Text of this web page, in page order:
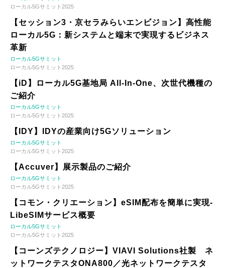
ローカル5Gサミット2025
【セッション3・京セラみらいエンビジョン】高性能
ローカル5G：新システムと端末で実現するビジネス
革新
ローカル5Gサミット
ローカル5Gサミット2025
【iD】ローカル5G基地局 All-In-One、次世代機種の
ご紹介
ローカル5Gサミット
ローカル5Gサミット2025
【IDY】IDYの産業向け5Gソリューション
ローカル5Gサミット
ローカル5Gサミット2025
【Accuver】展示製品のご紹介
ローカル5Gサミット
ローカル5Gサミット2025
【コモン・クリエーション】eSIM配布を簡単に実現-
LibeSIMサービス概要
ローカル5Gサミット
ローカル5Gサミット2025
【コーンズテクノロジー】VIAVI Solutions社製 ネ
ットワークテスタONA800／光ネットワークテスタ